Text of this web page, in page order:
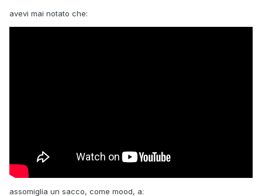
avevi mai notato che:
assomiglia un sacco, come mood, a: